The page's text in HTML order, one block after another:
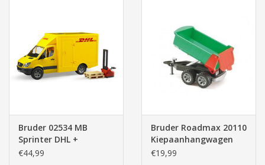
Pasen
Bruder 02534 MB
Sprinter DHL +
Handpallettruck
€44,99
Bruder Roadmax 20110
Kiepaanhangwagen
€19,99